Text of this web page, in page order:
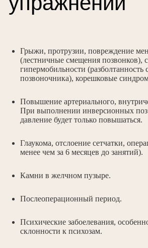
Грыжи, протрузии, повреждение
(лестничные смещения позвонков),
гипермобильности (разболтанность
позвоночника), корешковые
Повышение артериального,
При выполнении инверсионных поз
давление будет только повышаться.
Глаукома, отслоение сетчатки,
менее чем за 6 месяцев до занятий).
Камни в желчном пузыре.
Послеоперационный период.
Психические забоелевания,
склонности к психозам.
Практика проходит следующим
выполняются на полу с использованием
Затем следует работа в воздухе, асаны
расставляются от простых к сложным.